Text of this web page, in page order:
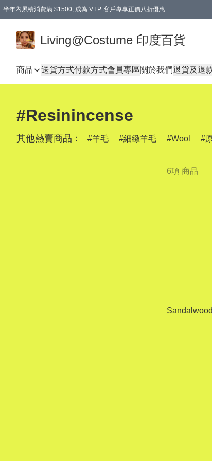
半年內累積消費滿 $1500, 成為 V.I.P. 客戶專享正價八折優惠
Living@Costume 印度百貨
商品 送貨方式付款方式會員專區關於我們退貨及退
#Resinincense
其他熱賣商品： 羊毛 細緻羊毛 Wool
6項 商品